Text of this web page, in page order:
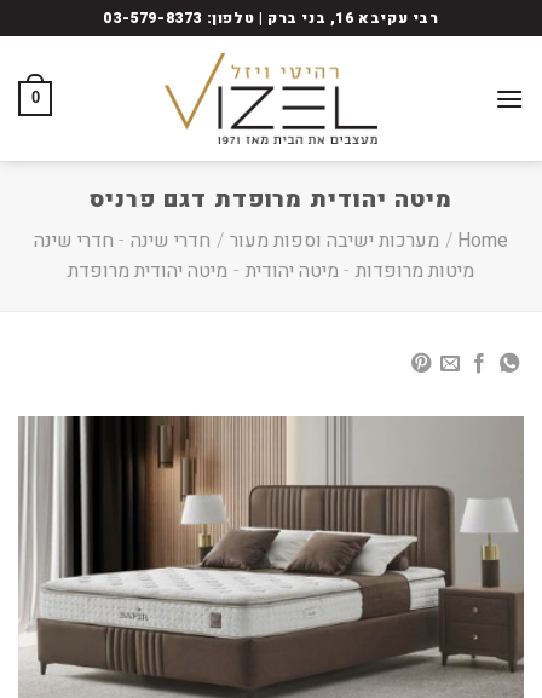
to
רבי עקיבא 16, בני ברק | טלפון: 03-579-8373
0
מיטה יהודית מרופדת דגם פרניס
Home
/ מערכות ישיבה וספות מעור / חדרי שינה - חדרי שינה
מיטות מרופדות - מיטה יהודית - מיטה יהודית מרופדת